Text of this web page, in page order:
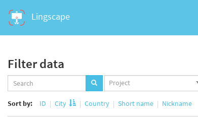
Lingscape
Filter data
Projects
set
Project
Sort by: ID City Country Short name Nickname